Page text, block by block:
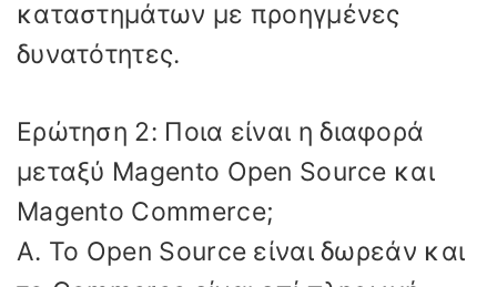
καταστημάτων με προηγμένες
δυνατότητες.
Ερώτηση 2: Ποια είναι η διαφορά
μεταξύ Magento Open Source και
Magento Commerce;
Α. Το Open Source είναι δωρεάν και